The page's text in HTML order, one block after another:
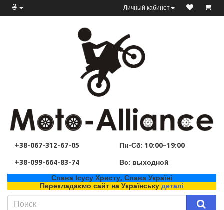
₴ Личный кабинет
+38-067-312-67-05
+38-099-664-83-74
Пн-Сб: 10:00–19:00
Вс: выходной
Слава Ісусу Христу, Слава Україні
Перекладаємо сайт на Українську деталі